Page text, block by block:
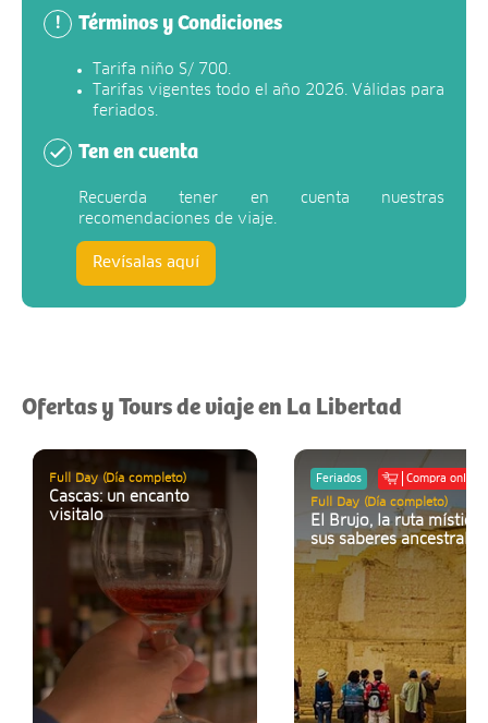
! Términos y Condiciones
Tarifa niño S/ 700.
Tarifas vigentes todo el año 2026. Válidas para
feriados.
Ten en cuenta
Recuerda tener en cuenta nuestras
recomendaciones de viaje.
Revísalas aquí
Ofertas y Tours de viaje en La Libertad
Full Day (Día completo)
Cascas: un encanto
visitalo
Feriados Compra online
Full Day (Día completo)
El Brujo, la ruta mística
sus saberes ancestrales